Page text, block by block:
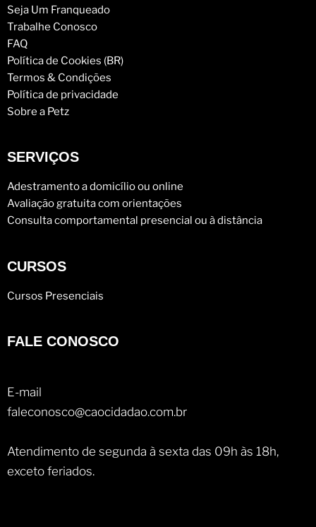
Seja Um Franqueado
Trabalhe Conosco
FAQ
Política de Cookies (BR)
Termos & Condições
Política de privacidade
Sobre a Petz
SERVIÇOS
Adestramento a domicílio ou online
Avaliação gratuita com orientações
Consulta comportamental presencial ou à distância
CURSOS
Cursos Presenciais
FALE CONOSCO
E-mail
faleconosco@caocidadao.com.br
Atendimento de segunda à sexta das 09h às 18h,
exceto feriados.